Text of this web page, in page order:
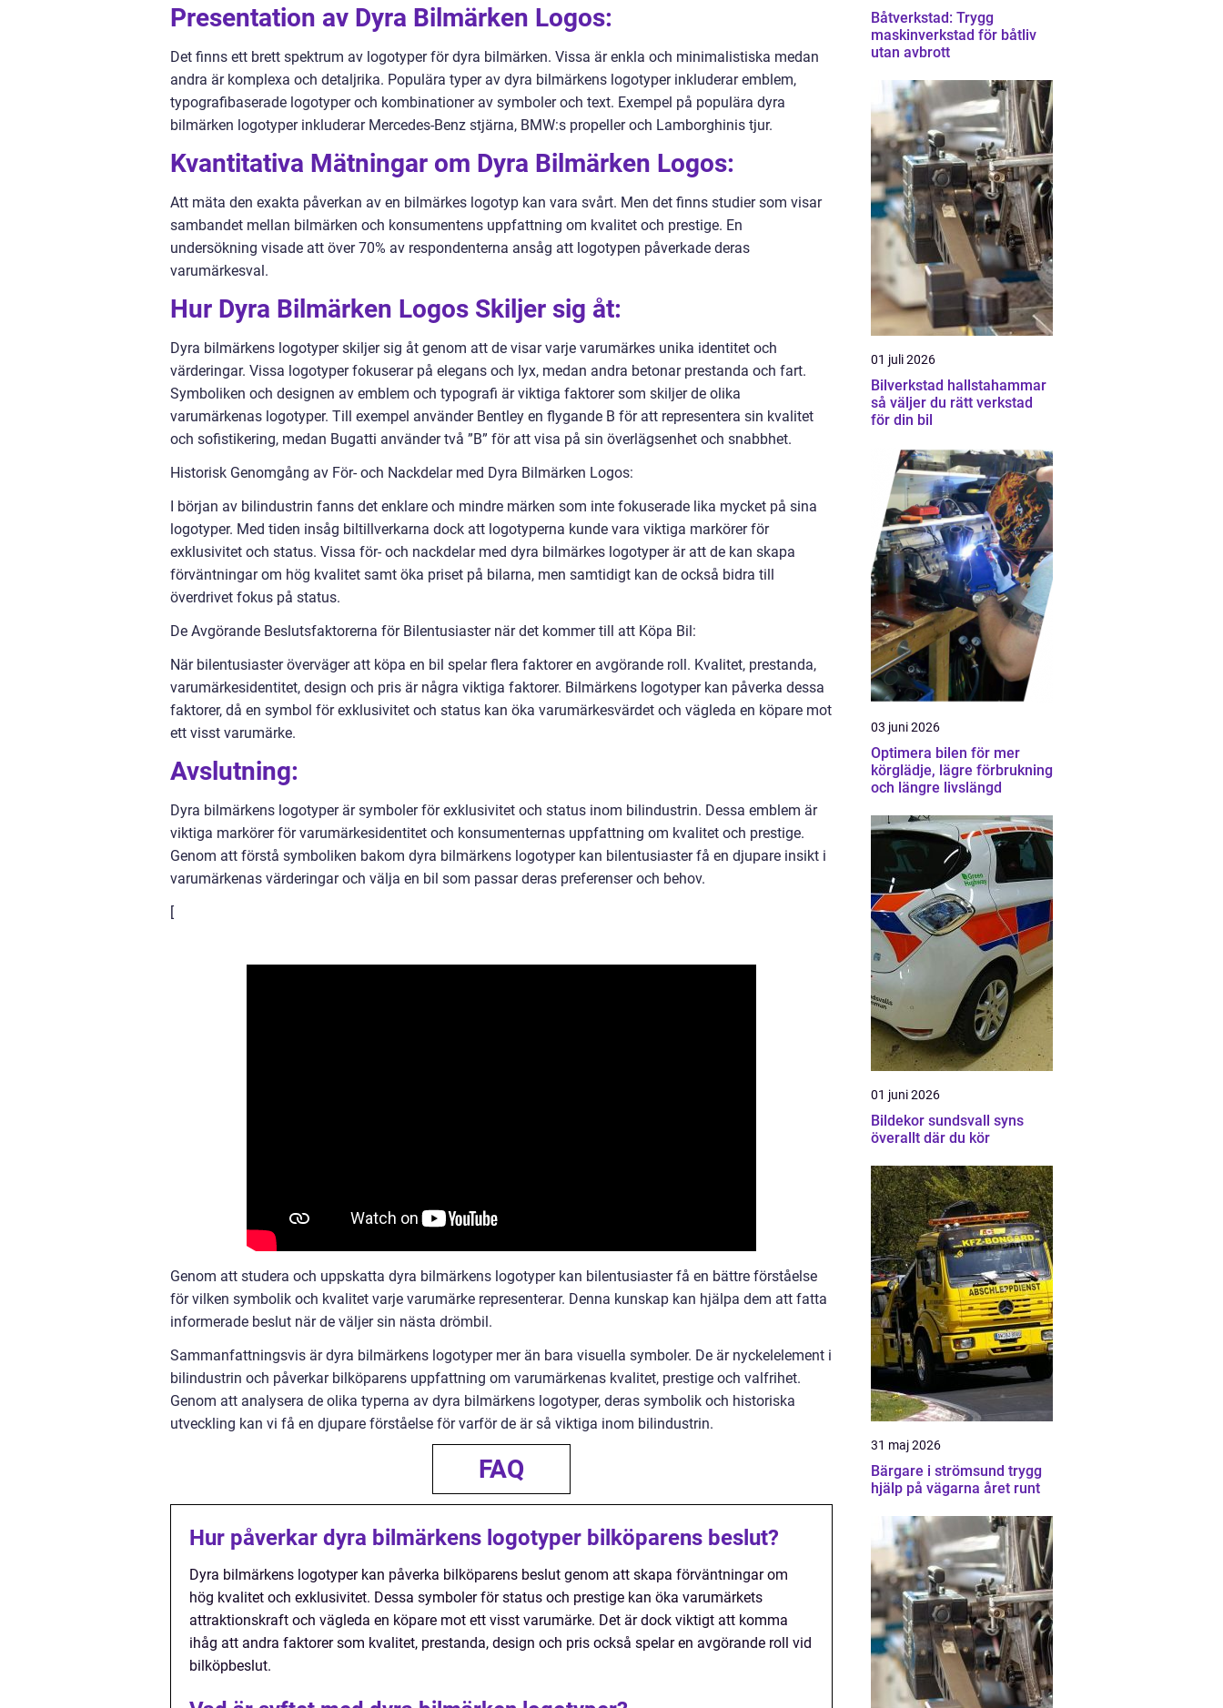
Presentation av Dyra Bilmärken Logos:
Det finns ett brett spektrum av logotyper för dyra bilmärken. Vissa är enkla och minimalistiska medan
andra är komplexa och detaljrika. Populära typer av dyra bilmärkens logotyper inkluderar emblem,
typografibaserade logotyper och kombinationer av symboler och text. Exempel på populära dyra
bilmärken logotyper inkluderar Mercedes-Benz stjärna, BMW:s propeller och Lamborghinis tjur.
Kvantitativa Mätningar om Dyra Bilmärken Logos:
Att mäta den exakta påverkan av en bilmärkes logotyp kan vara svårt. Men det finns studier som visar
sambandet mellan bilmärken och konsumentens uppfattning om kvalitet och prestige. En
undersökning visade att över 70% av respondenterna ansåg att logotypen påverkade deras
varumärkesval.
Hur Dyra Bilmärken Logos Skiljer sig åt:
Dyra bilmärkens logotyper skiljer sig åt genom att de visar varje varumärkes unika identitet och
värderingar. Vissa logotyper fokuserar på elegans och lyx, medan andra betonar prestanda och fart.
Symboliken och designen av emblem och typografi är viktiga faktorer som skiljer de olika
varumärkenas logotyper. Till exempel använder Bentley en flygande B för att representera sin kvalitet
och sofistikering, medan Bugatti använder två ”B” för att visa på sin överlägsenhet och snabbhet.
Historisk Genomgång av För- och Nackdelar med Dyra Bilmärken Logos:
I början av bilindustrin fanns det enklare och mindre märken som inte fokuserade lika mycket på sina
logotyper. Med tiden insåg biltillverkarna dock att logotyperna kunde vara viktiga markörer för
exklusivitet och status. Vissa för- och nackdelar med dyra bilmärkes logotyper är att de kan skapa
förväntningar om hög kvalitet samt öka priset på bilarna, men samtidigt kan de också bidra till
överdrivet fokus på status.
De Avgörande Beslutsfaktorerna för Bilentusiaster när det kommer till att Köpa Bil:
När bilentusiaster överväger att köpa en bil spelar flera faktorer en avgörande roll. Kvalitet, prestanda,
varumärkesidentitet, design och pris är några viktiga faktorer. Bilmärkens logotyper kan påverka dessa
faktorer, då en symbol för exklusivitet och status kan öka varumärkesvärdet och vägleda en köpare mot
ett visst varumärke.
Avslutning:
Dyra bilmärkens logotyper är symboler för exklusivitet och status inom bilindustrin. Dessa emblem är
viktiga markörer för varumärkesidentitet och konsumenternas uppfattning om kvalitet och prestige.
Genom att förstå symboliken bakom dyra bilmärkens logotyper kan bilentusiaster få en djupare insikt i
varumärkenas värderingar och välja en bil som passar deras preferenser och behov.
[
Genom att studera och uppskatta dyra bilmärkens logotyper kan bilentusiaster få en bättre förståelse
för vilken symbolik och kvalitet varje varumärke representerar. Denna kunskap kan hjälpa dem att fatta
informerade beslut när de väljer sin nästa drömbil.
Sammanfattningsvis är dyra bilmärkens logotyper mer än bara visuella symboler. De är nyckelelement i
bilindustrin och påverkar bilköparens uppfattning om varumärkenas kvalitet, prestige och valfrihet.
Genom att analysera de olika typerna av dyra bilmärkens logotyper, deras symbolik och historiska
utveckling kan vi få en djupare förståelse för varför de är så viktiga inom bilindustrin.
FAQ
Hur påverkar dyra bilmärkens logotyper bilköparens beslut?
Dyra bilmärkens logotyper kan påverka bilköparens beslut genom att skapa förväntningar om
hög kvalitet och exklusivitet. Dessa symboler för status och prestige kan öka varumärkets
attraktionskraft och vägleda en köpare mot ett visst varumärke. Det är dock viktigt att komma
ihåg att andra faktorer som kvalitet, prestanda, design och pris också spelar en avgörande roll vid
bilköpbeslut.
Båtverkstad: Trygg
maskinverkstad för båtliv
utan avbrott
01 juli 2026
Bilverkstad hallstahammar
så väljer du rätt verkstad
för din bil
03 juni 2026
Optimera bilen för mer
körglädje, lägre förbrukning
och längre livslängd
01 juni 2026
Bildekor sundsvall syns
överallt där du kör
31 maj 2026
Bärgare i strömsund trygg
hjälp på vägarna året runt